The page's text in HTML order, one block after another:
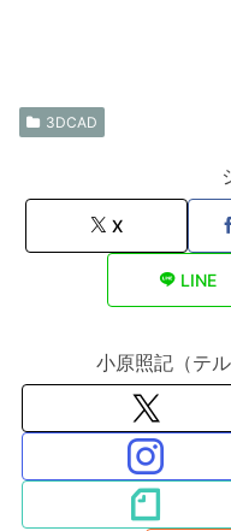
3DCAD
X
LINE
小原照記（テ